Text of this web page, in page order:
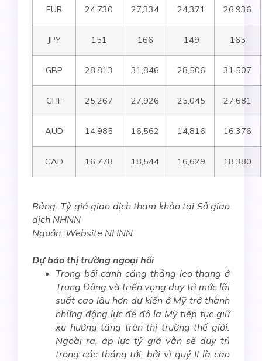
EUR 24,730 27,334 24,371 26,936
JPY 151 166 149 165
GBP 28,813 31,846 28,506 31,507
CHF 25,267 27,926 25,045 27,681
AUD 14,985 16,562 14,816 16,376
CAD 16,778 18,544 16,629 18,380
Bảng: Tỷ giá giao dịch tham khảo tại Sở giao
dịch NHNN
Nguồn: Website NHNN
Dự báo thị trường ngoại hối
Trong bối cảnh căng thẳng leo thang ở
Trung Đông và triển vọng duy trì mức lãi
suất cao lâu hơn dự kiến ở Mỹ trở thành
những động lực để đô la Mỹtiếp tục giữ
xu hướng tăng trên thị trường thế giới.
Ngoài ra, áp lực tỷ giá vẫn sẽ duy trì
trong các tháng tới, bởi vì quý II là cao